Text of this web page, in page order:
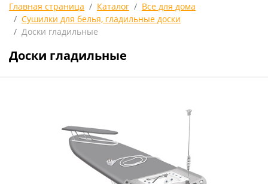
Главная страница Каталог
Все для дома
Сушилки для белья, гладильные доски
Доски гладильные
Доски гладильные